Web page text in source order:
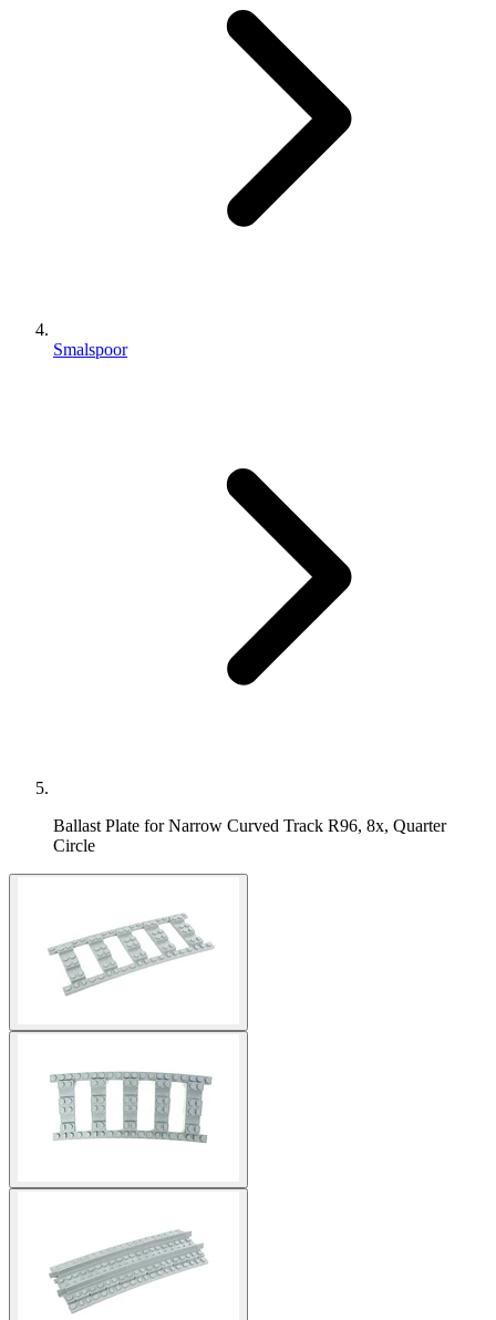
Smalspoor
Ballast Plate for Narrow Curved Track R96, 8x, Quarter
Circle